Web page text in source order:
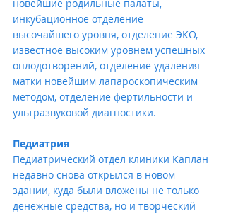
новейшие родильные палаты,
инкубационное отделение
высочайшего уровня, отделение ЭКО,
известное высоким уровнем успешных
оплодотворений, отделение удаления
матки новейшим лапароскопическим
методом, отделение фертильности и
ультразвуковой диагностики.
Педиатрия
Педиатрический отдел клиники Каплан
недавно снова открылся в новом
здании, куда были вложены не только
денежные средства, но и творческий